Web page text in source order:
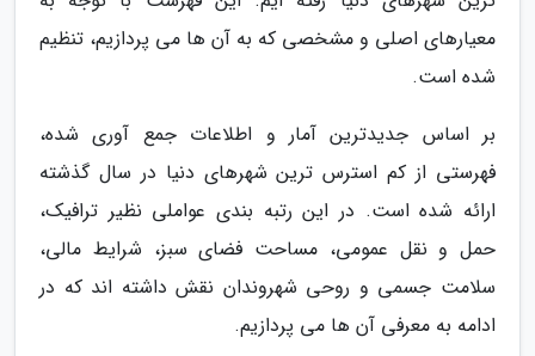
معیارهای اصلی و مشخصی که به آن ها می پردازیم، تنظیم
شده است.
بر اساس جدیدترین آمار و اطلاعات جمع آوری شده،
فهرستی از کم استرس ترین شهرهای دنیا در سال گذشته
ارائه شده است. در این رتبه بندی عواملی نظیر ترافیک،
حمل و نقل عمومی، مساحت فضای سبز، شرایط مالی،
سلامت جسمی و روحی شهروندان نقش داشته اند که در
ادامه به معرفی آن ها می پردازیم.